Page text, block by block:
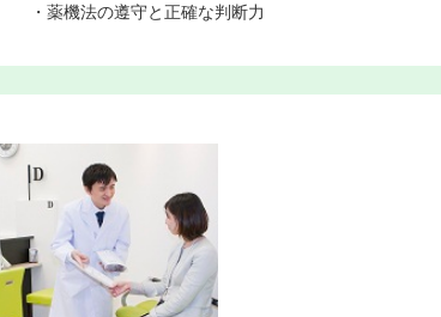
・薬機法の遵守と正確な判断力